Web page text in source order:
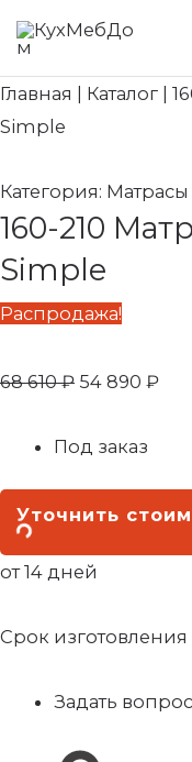
Перейти
содержимому
Главная Каталог
Simple
Категория: Матрасы
160-210
Simple
Распродажа!
68 610₽
составляла
54 890 ₽
54
Под заказ
Уточнить
от 14 дней
Срок изготовления
Задать вопрос
Search...